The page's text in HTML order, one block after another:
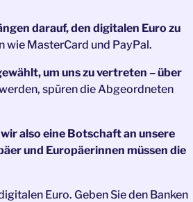
darauf, den digitalen Euro zu
wie MasterCard und PayPal.
um uns zu vertreten – über
spüren die Abgeordneten
also eine Botschaft an unsere
und Europäerinnen müssen die
Euro. Geben Sie den Banken